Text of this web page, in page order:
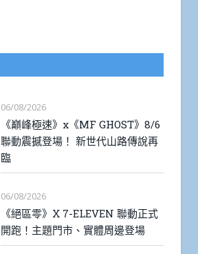
06/08/2026
《巔峰極速》x《MF GHOST》8/6
聯動震撼登場！ 新世代山路傳說再
臨
06/08/2026
《絕區零》X 7-ELEVEN 聯動正式
開跑！主題門市、實體周邊登場